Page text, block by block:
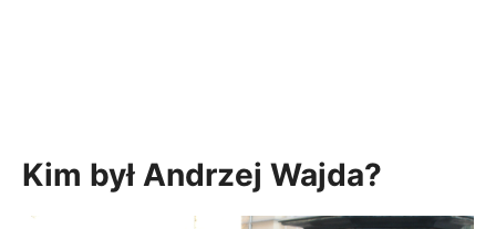
Kim był Andrzej Wajda?